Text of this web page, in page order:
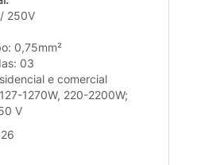
250V
0,75mm²
03
e comercial
1270W, 220-2200W;
V